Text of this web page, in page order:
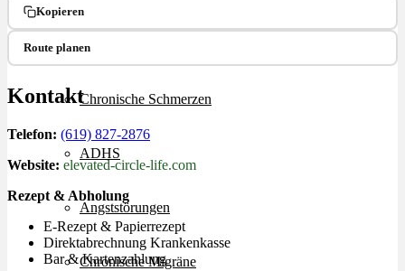
Alle Krankheiten
Chronische Schmerzen
ADHS
Angststörungen
Chronische Migräne
Kopieren
Route planen
Kontakt
Telefon: (619) 827-2876
Website: elevated-circle-life.com
Rezept & Abholung
E-Rezept & Papierrezept
Direktabrechnung Krankenkasse
Bar & Kartenzahlung